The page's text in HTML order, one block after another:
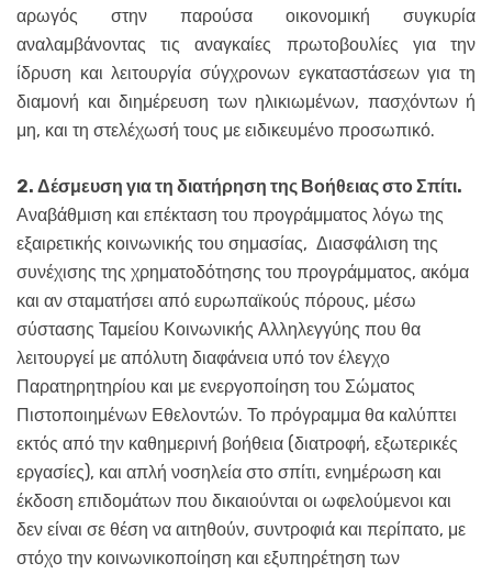
αρωγός στην παρούσα οικονομική συγκυρία
αναλαμβάνοντας τις αναγκαίες πρωτοβουλίες για την
ίδρυση και λειτουργία σύγχρονων εγκαταστάσεων για τη
διαμονή και διημέρευση των ηλικιωμένων, πασχόντων ή
μη, και τη στελέχωσή τους με ειδικευμένο προσωπικό.
2. Δέσμευση για τη διατήρηση της Βοήθειας στο Σπίτι.
Αναβάθμιση και επέκταση του προγράμματος λόγω της
εξαιρετικής κοινωνικής του σημασίας, Διασφάλιση της
συνέχισης της χρηματοδότησης του προγράμματος, ακόμα
και αν σταματήσει από ευρωπαϊκούς πόρους, μέσω
σύστασης Ταμείου Κοινωνικής Αλληλεγγύης που θα
λειτουργεί με απόλυτη διαφάνεια υπό τον έλεγχο
Παρατηρητηρίου και με ενεργοποίηση του Σώματος
Πιστοποιημένων Εθελοντών. Το πρόγραμμα θα καλύπτει
εκτός από την καθημερινή βοήθεια (διατροφή, εξωτερικές
εργασίες), και απλή νοσηλεία στο σπίτι, ενημέρωση και
έκδοση επιδομάτων που δικαιούνται οι ωφελούμενοι και
δεν είναι σε θέση να αιτηθούν, συντροφιά και περίπατο, με
στόχο την κοινωνικοποίηση και εξυπηρέτηση των